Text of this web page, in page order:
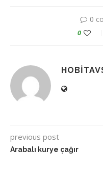
0
0
previous post
Arabalı kurye çağır